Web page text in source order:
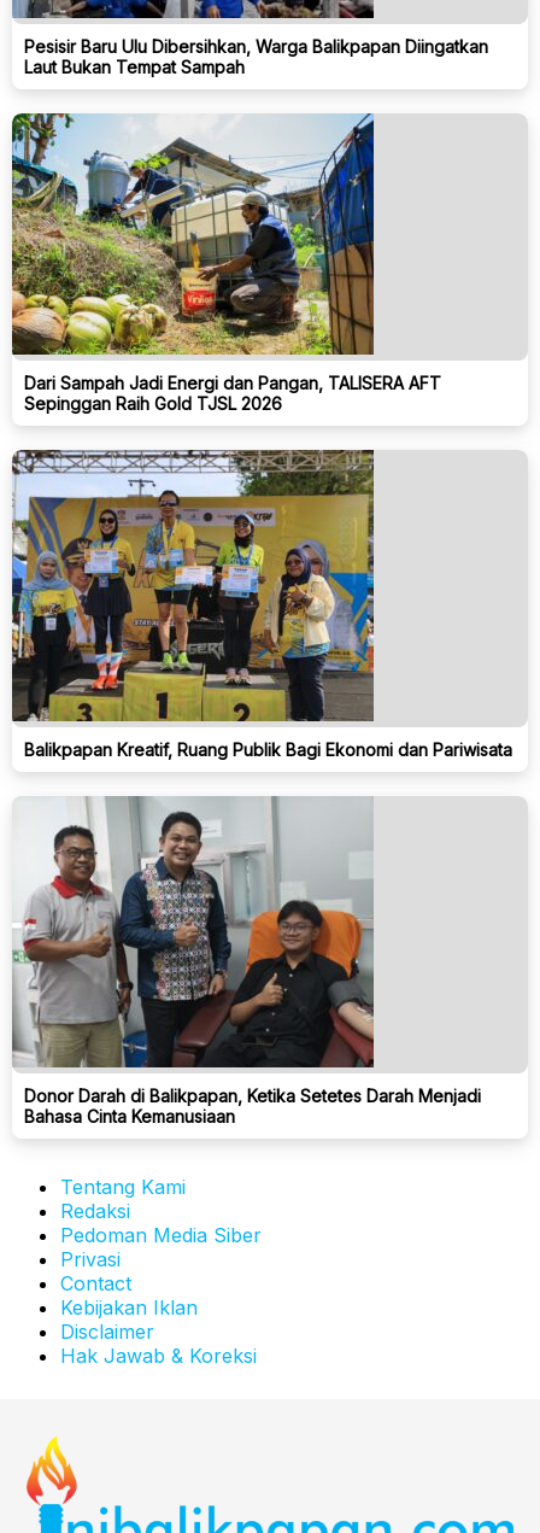
Pesisir Baru Ulu Dibersihkan, Warga Balikpapan Diingatkan
Laut Bukan Tempat Sampah
Dari Sampah Jadi Energi dan Pangan, TALISERA AFT
Sepinggan Raih Gold TJSL 2026
Balikpapan Kreatif, Ruang Publik Bagi Ekonomi dan Pariwisata
Donor Darah di Balikpapan, Ketika Setetes Darah Menjadi
Bahasa Cinta Kemanusiaan
Tentang Kami
Redaksi
Pedoman Media Siber
Privasi
Contact
Kebijakan Iklan
Disclaimer
Hak Jawab & Koreksi